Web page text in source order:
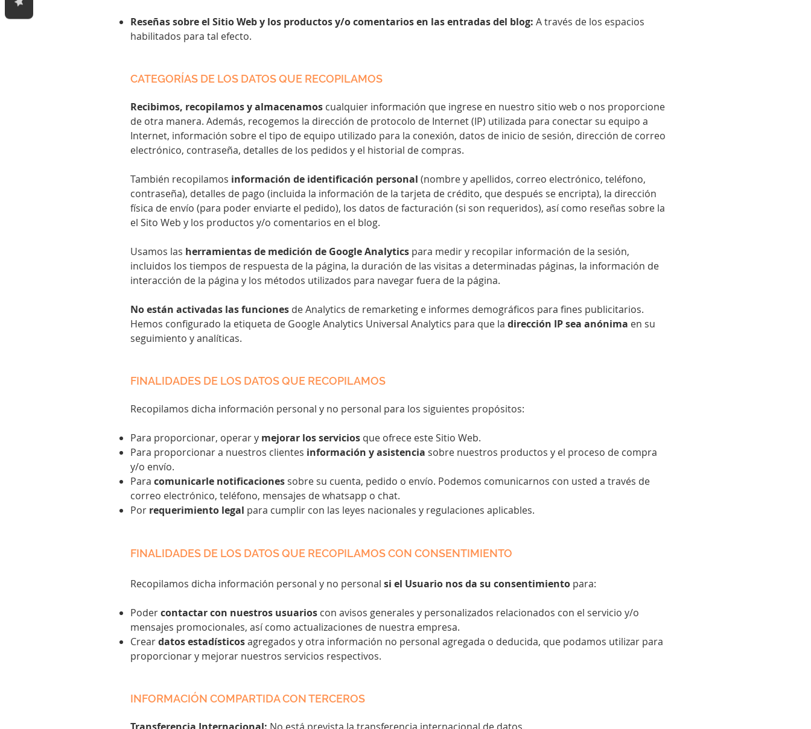
Reseñas sobre el Sitio Web y los productos y/o comentarios en las entradas del blog: A través de los espacios
habilitados para tal efecto.
CATEGORÍAS DE LOS DATOS QUE RECOPILAMOS
Recibimos, recopilamos y almacenamos cualquier información que ingrese en nuestro sitio web o nos proporcione
de otra manera. Además, recogemos la dirección de protocolo de Internet (IP) utilizada para conectar su equipo a
Internet, información sobre el tipo de equipo utilizado para la conexión, datos de inicio de sesión, dirección de correo
electrónico, contraseña, detalles de los pedidos y el historial de compras.
También recopilamos información de identificación personal (nombre y apellidos, correo electrónico, teléfono,
contraseña), detalles de pago (incluida la información de la tarjeta de crédito, que después se encripta), la dirección
física de envío (para poder enviarte el pedido), los datos de facturación (si son requeridos), así como reseñas sobre la
el Sito Web y los productos y/o comentarios en el blog.
Usamos las herramientas de medición de Google Analytics para medir y recopilar información de la sesión,
incluidos los tiempos de respuesta de la página, la duración de las visitas a determinadas páginas, la información de
interacción de la página y los métodos utilizados para navegar fuera de la página.
No están activadas las funciones de Analytics de remarketing e informes demográficos para fines publicitarios.
Hemos configurado la etiqueta de Google Analytics Universal Analytics para que la dirección IP sea anónima en su
seguimiento y analíticas.
FINALIDADES DE LOS DATOS QUE RECOPILAMOS
Recopilamos dicha información personal y no personal para los siguientes propósitos:
Para proporcionar, operar y mejorar los servicios que ofrece este Sitio Web.
Para proporcionar a nuestros clientes información y asistencia sobre nuestros productos y el proceso de compra
y/o envío.
Para comunicarle notificaciones sobre su cuenta, pedido o envío. Podemos comunicarnos con usted a través de
correo electrónico, teléfono, mensajes de whatsapp o chat.
Por requerimiento legal para cumplir con las leyes nacionales y regulaciones aplicables.
FINALIDADES DE LOS DATOS QUE RECOPILAMOS CON CONSENTIMIENTO
Recopilamos dicha información personal y no personal si el Usuario nos da su consentimiento para:
Podercontactar con nuestros usuarios con avisos generales y personalizados relacionados con el servicio y/o
mensajes promocionales, así como actualizaciones de nuestra empresa.
Creardatos estadísticosagregados y otra información no personal agregada o deducida, que podamos utilizar para
proporcionar y mejorar nuestros servicios respectivos.
INFORMACIÓN COMPARTIDA CON TERCEROS